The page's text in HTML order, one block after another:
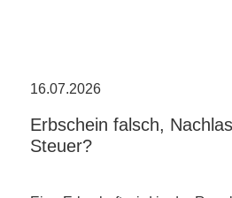
16.07.2026
Erbschein falsch,
Steuer?